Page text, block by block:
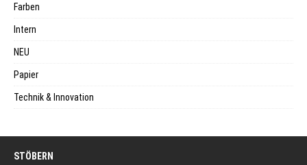
Farben
Intern
NEU
Papier
Technik & Innovation
STÖBERN